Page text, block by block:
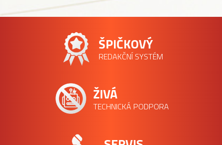
ŠPIČKOVÝ
REDAKČNÍ SYSTÉM
ŽIVÁ
TECHNICKÁ PODPORA